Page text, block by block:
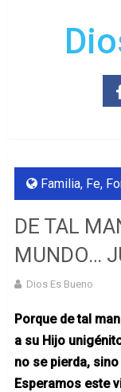
Familia, Fe,
DE TAL
MUNDO…
Dios Es Bueno
Porque de tal
a su Hijo
no se pierda,
Esperamos este